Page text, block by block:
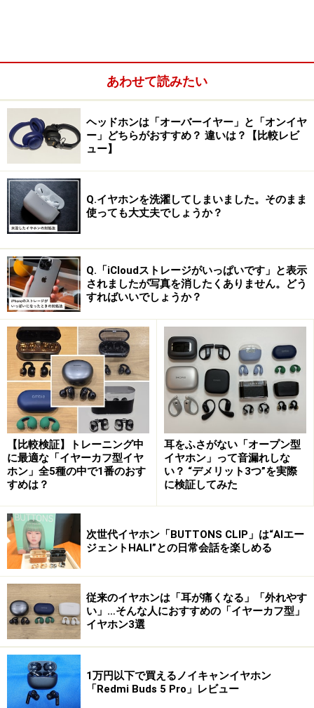
イヤーカフ型の例 ※画像：筆者撮影
イヤーフック型の例 ※画像：筆者撮影
オープン型イヤホンの最大のメリットは、外の音を聞き
ながら音楽や通話ができる点です。例えば、屋外で運動
をするときや通学・通勤時の移動中は、周囲の音が聞こ
えた方が安全です。また、リモート会議で使用する場合
も、オンライン出席者と同じ部屋にいる人の声を同時に
把握することができます。
耳に装着した例 ※画像：筆者撮影
一方、オープン型イヤホンのデメリットとしてよく挙げ
られるのは「音漏れがしやすい」点です。音を遮る部分
が少ないため、耳をふさぐタイプと比べて音質も軽くな
りがちで、音楽の迫力が薄れることもあります。さら
に、耳にひっかけたり挟んだりして装着するため、激し
い運動時には外れてしまう恐れがあります。
オープン型イヤホンのデメリット3つを検証
してみた
あわせて読みたい
ヘッドホンは「オーバーイヤー」と「オンイヤ
ー」どちらがおすすめ？ 違いは？【比較レビ
ュー】
Q.イヤホンを洗濯してしまいました。そのまま
使っても大丈夫でしょうか？
Q.「iCloudストレージがいっぱいです」と表示
されましたが写真を消したくありません。どう
すればいいでしょうか？
【比較検証】トレーニング中
に最適な「イヤーカフ型イヤ
ホン」全5種の中で1番のおす
すめは？
耳をふさがない「オープン型
イヤホン」って音漏れしな
い？ “デメリット3つ”を実際
に検証してみた
次世代イヤホン「BUTTONS CLIP」は“AIエー
ジェントHALI”との日常会話を楽しめる
従来のイヤホンは「耳が痛くなる」「外れやす
い」…そんな人におすすめの「イヤーカフ型」
イヤホン3選
1万円以下で買えるノイキャンイヤホン
「Redmi Buds 5 Pro」レビュー